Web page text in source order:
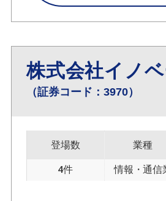
株式会社イノ
（証券コード：3970）
登場数
4件
業種
情報・通信